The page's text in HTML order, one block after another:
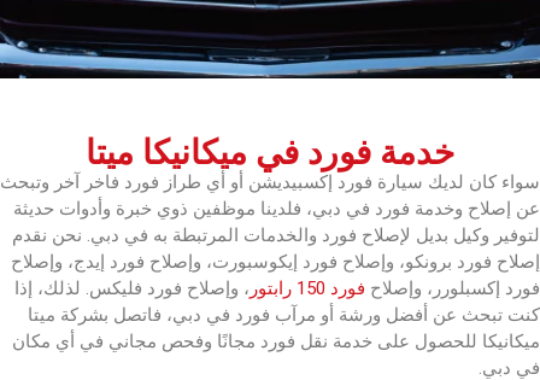
خدمة فورد في ميكانيكا ميتا
سواء كان لديك سيارة فورد إكسبيديشن أو أي طراز فورد فاخر آخر وتبحث
عن إصلاح وخدمة فورد في دبي، فلدينا موظفين ذوي خبرة وأدوات حديثة
لتوفير وكيل بديل لإصلاح فورد والخدمات المرتبطة به في دبي. نحن نقدم
إصلاح فورد برونكو، وإصلاح فورد إيكوسبورت، وإصلاح فورد إيدج، وإصلاح
فورد إكسبلورر، وإصلاح فورد 150 رابتور
، وإصلاح فورد فليكس. لذلك، إذا
كنت تبحث عن أفضل ورشة أو مرآب فورد في دبي، فاتصل بشركة ميتا
ميكانيكا للحصول على خدمة نقل فورد مجانًا وفحص مجاني في أي مكان
في دبي.